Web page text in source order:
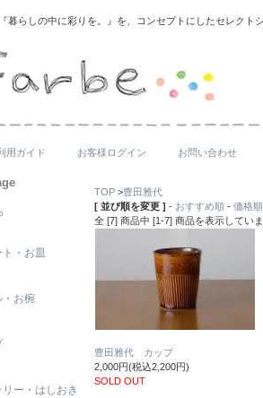
暮らしの中に彩りを。』を、コンセプトにしたセレクト
用ガイド お客様ログイン お問い合わせ
TOP >豊田雅代
[ 並び順を変更 ] - おすすめ順 - 価格順
全 [7] 商品中 [1-7] 商品を表示してい
豊田雅代 カップ
2,000円(税込2,200円)
SOLD OUT
・お皿
・お椀
リー・はしおき